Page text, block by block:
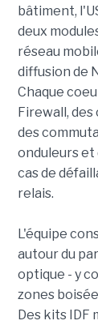
bâtiment,
deux
réseau
diffusion de
Chaque
Firewall,
des
onduleurs et
cas de
relais.
L'équipe
autour du
optique - y
zones
Des kits IDF